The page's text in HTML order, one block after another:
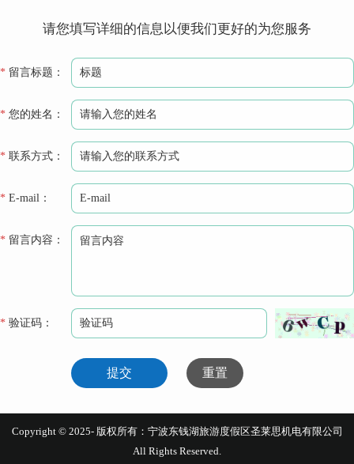
请您填写详细的信息以便我们更好的为您服务
* 留言标题：
* 您的姓名：
* 联系方式：
* E-mail：
* 留言内容：
* 验证码：
提交 重置
Copyright © 2025- 版权所有：宁波东钱湖旅游度假区圣莱思机电有限公司
All Rights Reserved.